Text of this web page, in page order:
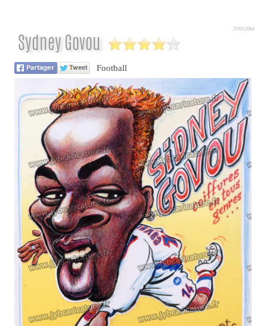
Sydney Govou
25/02/2004
Football